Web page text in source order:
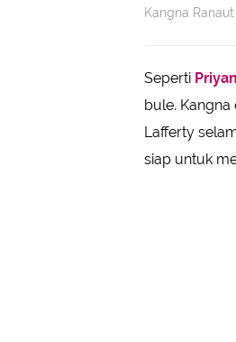
Kangna
Seperti
bule.
Lafferty
siap untuk